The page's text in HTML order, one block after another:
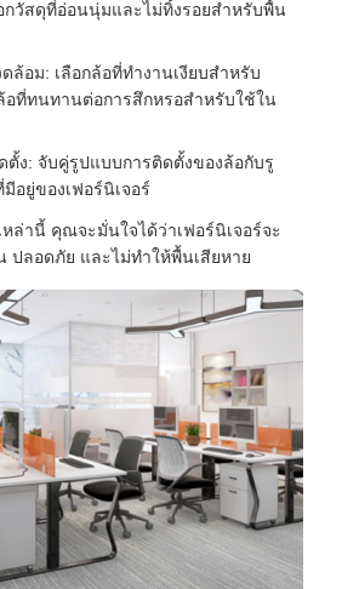
กวัสดุที่อ่อนนุ่มและไม่ทิ้งรอยสำหรับพื้น
ล้อม: เลือกล้อที่ทำงานเงียบสำหรับ
อที่ทนทานต่อการสึกหรอสำหรับใช้ใน
ตั้ง: จับคู่รูปแบบการติดตั้งของล้อกับรู
อยู่ของเฟอร์นิเจอร์
หล่านี้ คุณจะมั่นใจได้ว่าเฟอร์นิเจอร์จะ
ปลอดภัย และไม่ทำให้พื้นเสียหาย